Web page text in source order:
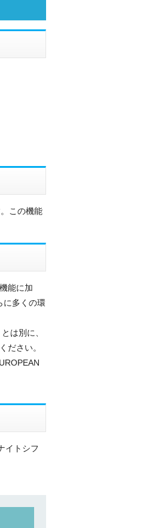
この機能
能に加
に多くの環
は別に、
ださい。
イトシフ